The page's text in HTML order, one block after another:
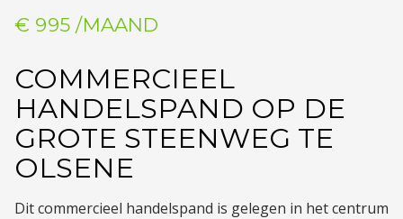
COMMERCIEEL
HANDELSPAND OP DE
GROTE STEENWEG TE
OLSENE
€ 995 /MAAND
Dit commercieel handelspand is gelegen in het centrum